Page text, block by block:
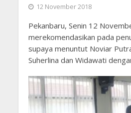
12 November 2018
Pekanbaru, Senin 12
merekomendasikan pada
supaya menuntut Noviar
Suherlina dan Widawati